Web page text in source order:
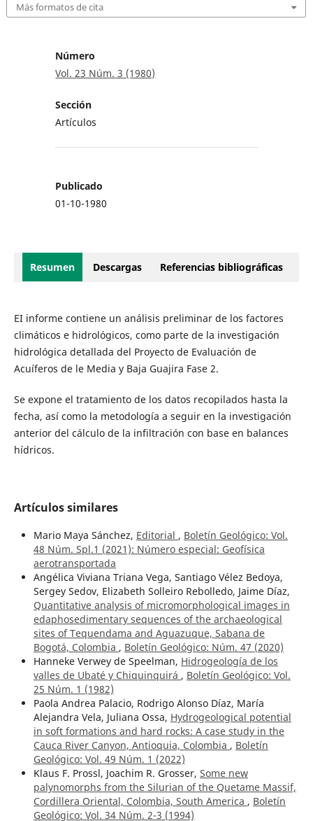
Más formatos de cita
Número
Vol. 23 Núm. 3 (1980)
Sección
Artículos
Publicado
01-10-1980
Resumen Descargas Referencias bibliográficas
EI informe contiene un análisis preliminar de los factores
climáticos e hidrológicos, como parte de la investigación
hidrológica detallada del Proyecto de Evaluación de
Acuíferos de le Media y Baja Guajira Fase 2.
Se expone el tratamiento de los datos recopilados hasta la
fecha, así como la metodología a seguir en la investigación
anterior del cálculo de la infiltración con base en balances
hídricos.
Artículos similares
Mario Maya Sánchez, Editorial , Boletín Geológico: Vol.
48 Núm. Spl.1 (2021): Número especial: Geofísica
aerotransportada
Angélica Viviana Triana Vega, Santiago Vélez Bedoya,
Sergey Sedov, Elizabeth Solleiro Rebolledo, Jaime Díaz,
Quantitative analysis of micromorphological images in
edaphosedimentary sequences of the archaeological
sites of Tequendama and Aguazuque, Sabana de
Bogotá, Colombia , Boletín Geológico: Núm. 47 (2020)
Hanneke Verwey de Speelman, Hidrogeología de los
valles de Ubaté y Chiquinquirá , Boletín Geológico: Vol.
25 Núm. 1 (1982)
Paola Andrea Palacio, Rodrigo Alonso Díaz, María
Alejandra Vela, Juliana Ossa, Hydrogeological potential
in soft formations and hard rocks: A case study in the
Cauca River Canyon, Antioquia, Colombia , Boletín
Geológico: Vol. 49 Núm. 1 (2022)
Klaus F. Prossl, Joachim R. Grosser, Some new
palynomorphs from the Silurian of the Quetame Massif,
Cordillera Oriental, Colombia, South America , Boletín
Geológico: Vol. 34 Núm. 2-3 (1994)